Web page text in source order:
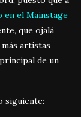
en el Mainstage
que ojalá
artistas
de un
siguiente: